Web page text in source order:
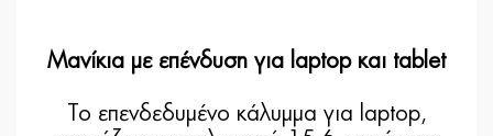
Μανίκια με επένδυση για laptop και tablet
Το επενδεδυμένο κάλυμμα για laptop,